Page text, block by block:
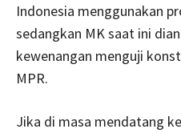
Indonesia menggunakan
sedangkan MK saat ini
kewenangan menguji
MPR.
Jika di masa mendatang